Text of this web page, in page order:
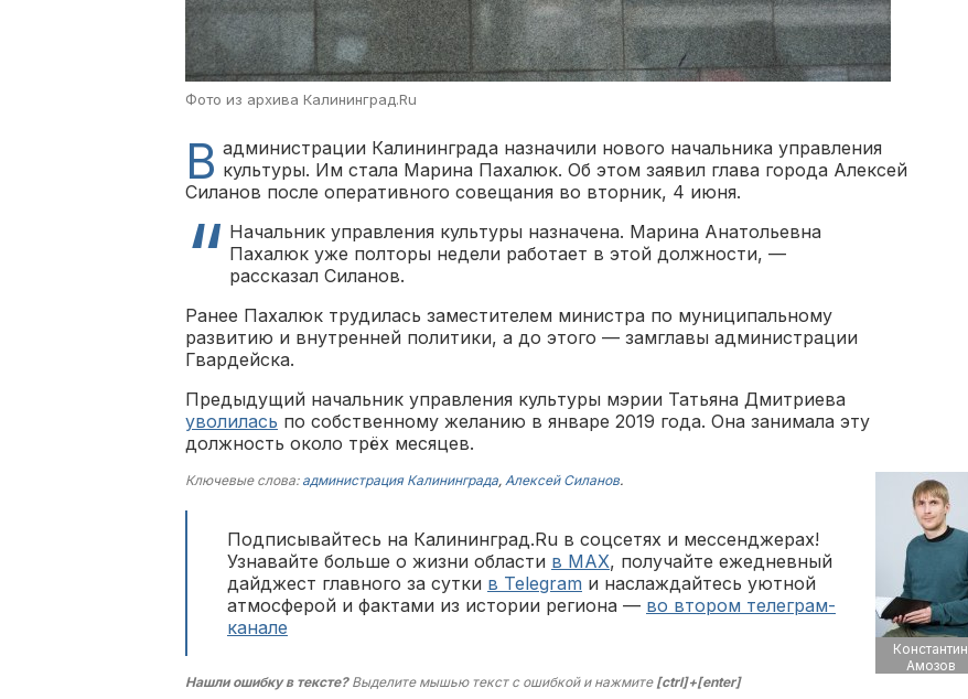
Фото из архива Калининград.Ru
В администрации Калининграда назначили нового начальника управления
культуры. Им стала Марина Пахалюк. Об этом заявил глава города Алексей
Силанов после оперативного совещания во вторник, 4 июня.
Начальник управления культуры назначена. Марина Анатольевна
Пахалюк уже полторы недели работает в этой должности, —
рассказал Силанов.
Ранее Пахалюк трудилась заместителем министра по муниципальному
развитию и внутренней политики, а до этого — замглавы администрации
Гвардейска.
Предыдущий начальник управления культуры мэрии Татьяна Дмитриева
уволилась по собственному желанию в январе 2019 года. Она занимала эту
должность около трёх месяцев.
Константин
Амозов
Ключевые слова: администрация Калининграда, Алексей Силанов.
Подписывайтесь на Калининград.Ru в соцсетях и мессенджерах!
Узнавайте больше о жизни области в MAX, получайте ежедневный
дайджест главного за сутки в Telegram и наслаждайтесь уютной
атмосферой и фактами из истории региона — во втором телеграм-
канале
Нашли ошибку в тексте?Выделите мышью текст с ошибкой и нажмите [ctrl]+[enter]